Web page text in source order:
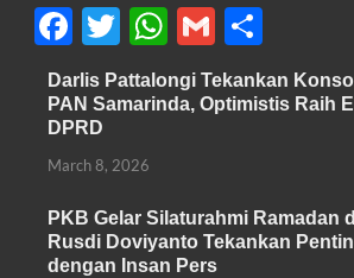
F
ac
e
b
o
o
k
T
w
itt
W
at
p
p
G
m
ail ar
Darlis Pattalongi Tekankan
PAN Samarinda, Optimistis Raih
DPRD
March 8, 2026
PKB Gelar Silaturahmi Ramadan
Rusdi Doviyanto Tekankan
dengan Insan Pers